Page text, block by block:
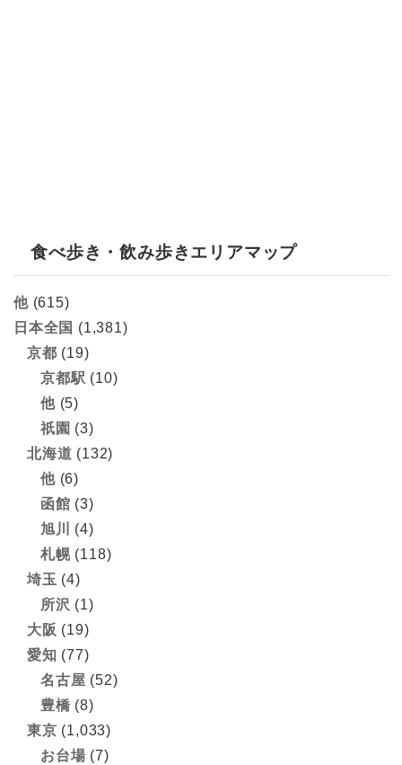
食べ歩き・飲み歩きエリアマップ
他(615)
日本全国 (1,381)
京都 (19)
京都駅 (10)
他(5)
祇園 (3)
北海道 (132)
他(6)
函館 (3)
旭川
(4)
札幌(118)
埼玉 (4)
所沢 (1)
大阪 (19)
愛知 (77)
名古屋 (52)
豊橋 (8)
東京 (1,033)
お台場 (7)